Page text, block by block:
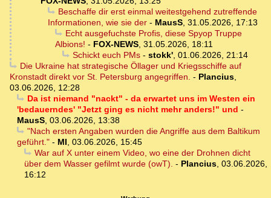
Beschaffe dir erst einmal weitestgehend zutreffende
Informationen, wie sie der - MausS, 31.05.2026, 17:13
Echt ausgefuchste Profis, diese Spyop Truppe
Albions! - FOX-NEWS, 31.05.2026, 18:11
Schickt euch PMs- stokk', 01.06.2026, 21:14
Die Ukraine hat strategische Öllager und Kriegsschiffe auf
Kronstadt direkt vor St. Petersburg angegriffen. - Plancius,
03.06.2026, 12:28
Da ist niemand "nackt" - da erwartet uns im Westen ein
'bedauerndes' "Jetzt ging es nicht mehr anders!" und -
MausS, 03.06.2026, 13:38
"Nach ersten Angaben wurden die Angriffe aus dem Baltikum
geführt." - MI, 03.06.2026, 15:45
War auf X unter einem Video, wo eine der Drohnen dicht
über dem Wasser gefilmt wurde (owT). - Plancius, 03.06.2026,
16:12